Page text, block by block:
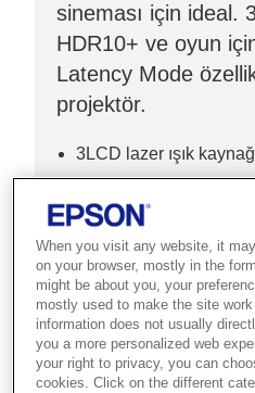
sineması için ideal.
HDR10+ ve oyun
Latency Mode
projektör.
3LCD lazer ışık
4K (3840 x 2160)
Де
When you visit any website, it
on your browser, mostly in the
might be about you, your
mostly used to make the site
information does not usually
you a more personalized web
your right to privacy, you can
cookies. Click on the different